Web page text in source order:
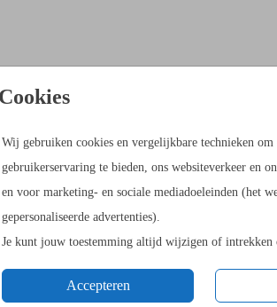
Cookies
Wij gebruiken cookies en vergelijkbare technieken om
gebruikerservaring te bieden, ons websiteverkeer en
en voor marketing- en sociale mediadoeleinden (het
gepersonaliseerde advertenties).
Je kunt jouw toestemming altijd wijzigen of intrekken
Accepteren